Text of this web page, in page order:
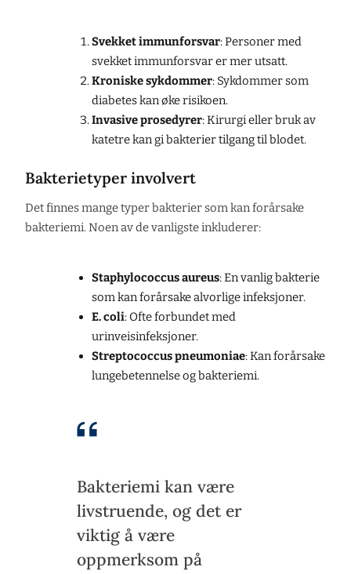
Svekket immunforsvar: Personer med
svekket immunforsvar er mer utsatt.
Kroniske sykdommer: Sykdommer som
diabetes kan øke risikoen.
Invasive prosedyrer: Kirurgi eller bruk av
katetre kan gi bakterier tilgang til blodet.
Bakterietyper involvert
Det finnes mange typer bakterier som kan forårsake
bakteriemi. Noen av de vanligste inkluderer:
Staphylococcus aureus: En vanlig bakterie
som kan forårsake alvorlige infeksjoner.
E. coli: Ofte forbundet med
urinveisinfeksjoner.
Streptococcus pneumoniae: Kan forårsake
lungebetennelse og bakteriemi.
Bakteriemi kan være
livstruende, og det er
viktig å være
oppmerksom på